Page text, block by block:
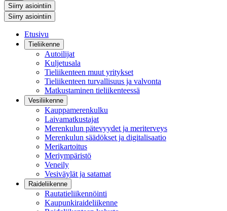
Siirry asiointiin
Siirry asiointiin
Etusivu
Tieliikenne
Autoilijat
Kuljetusala
Tieliikenteen muut yritykset
Tieliikenteen turvallisuus ja valvonta
Matkustaminen tieliikenteessä
Vesiliikenne
Kauppamerenkulku
Laivamatkustajat
Merenkulun pätevyydet ja meriterveys
Merenkulun säädökset ja digitalisaatio
Merikartoitus
Meriympäristö
Veneily
Vesiväylät ja satamat
Raideliikenne
Rautatieliikennöinti
Kaupunkiraideliikenne